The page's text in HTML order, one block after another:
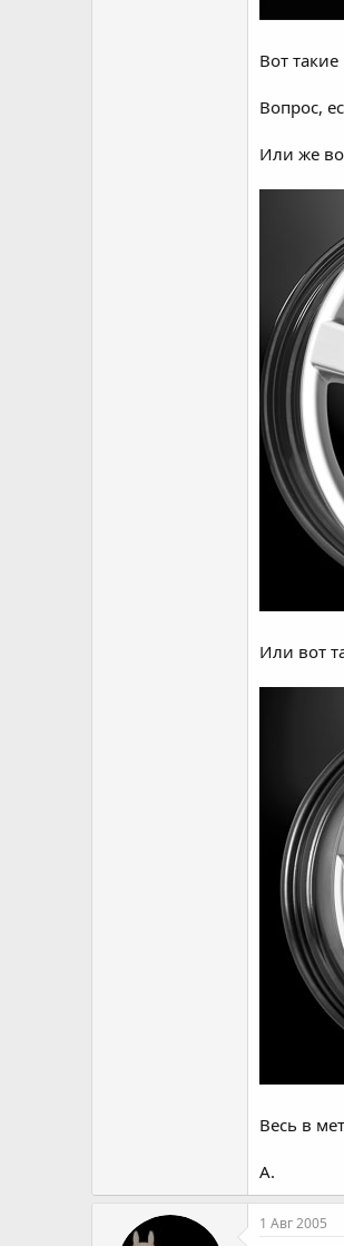
Вот
Вопрос,
Или же
Или вот
Весь в
А.
1 Авг 2005